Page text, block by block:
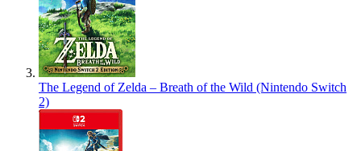
The Legend of Zelda – Breath of the Wild (Nintendo Switch
2)